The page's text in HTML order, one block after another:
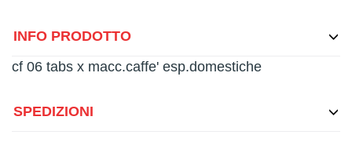
INFO PRODOTTO
cf 06 tabs x macc.caffe' esp.domestiche
SPEDIZIONI